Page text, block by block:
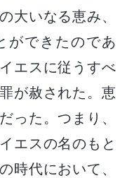
大いなる恵み、
ができたのであ
エスに従うすべ
が赦された。恵
った。つまり、
エスの名のもと
時代において、